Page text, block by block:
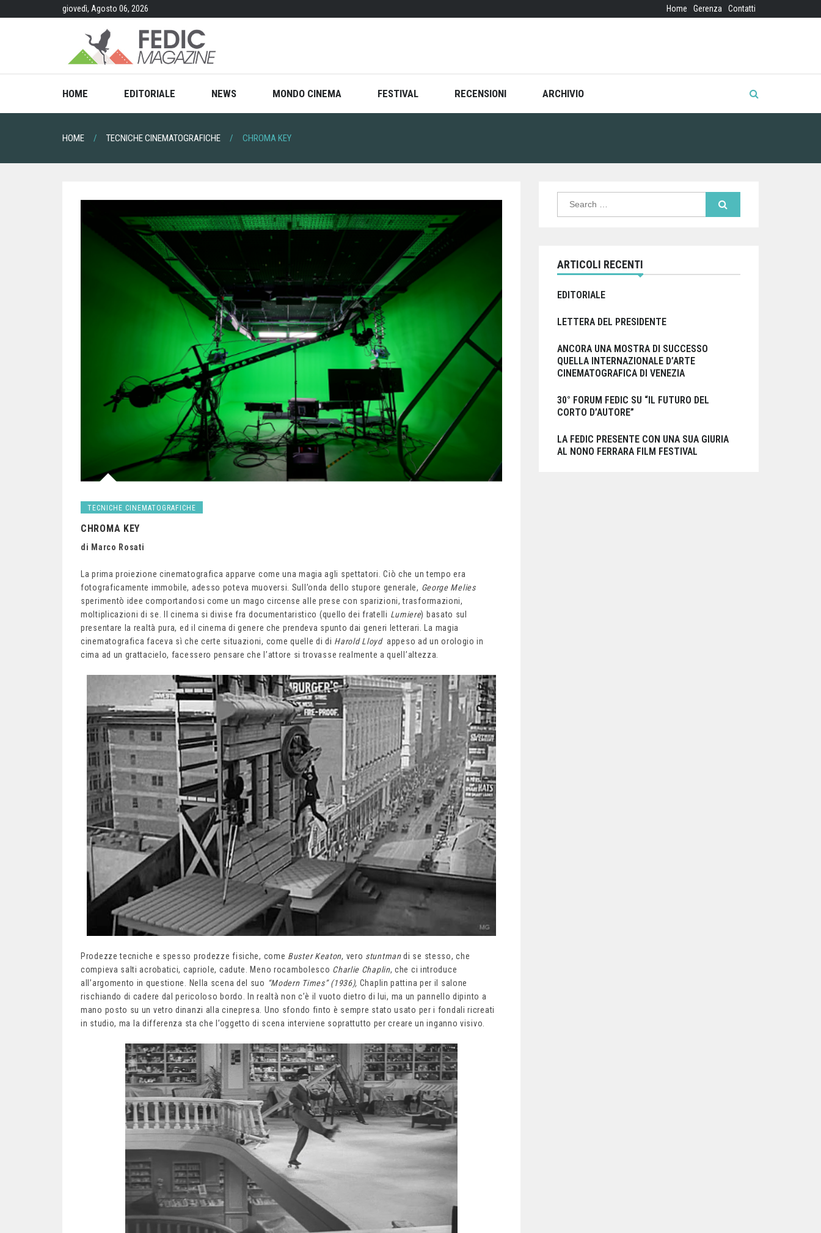
giovedì, Agosto 06, 2026 Home Gerenza Contatti
HOME EDITORIALE NEWS MONDO CINEMA FESTIVAL RECENSIONI ARCHIVIO
HOME TECNICHE CINEMATOGRAFICHE CHROMA KEY
TECNICHE CINEMATOGRAFICHE
CHROMA KEY
di Marco Rosati
La prima proiezione cinematografica apparve come una magia agli spettatori. Ciò che un tempo era
fotograficamente immobile, adesso poteva muoversi. Sull’onda dello stupore generale, George Melies
sperimentò idee comportandosi come un mago circense alle prese con sparizioni, trasformazioni,
moltiplicazioni di se. Il cinema si divise fra documentaristico (quello dei fratelli Lumiere) basato sul
presentare la realtà pura, ed il cinema di genere che prendeva spunto dai generi letterari. La magia
cinematografica faceva sì che certe situazioni, come quelle di di Harold Lloydappeso ad un orologio in
cima ad un grattacielo, facessero pensare che l’attore si trovasse realmente a quell’altezza.
Prodezze tecniche e spesso prodezze fisiche, come Buster Keaton, vero stuntmandi se stesso, che
compieva salti acrobatici, capriole, cadute. Meno rocambolesco Charlie Chaplin, che ci introduce
all’argomento in questione. Nella scena del suo “Modern Times” (1936), Chaplin pattina per il salone
rischiando di cadere dal pericoloso bordo. In realtà non c’è il vuoto dietro di lui, ma un pannello dipinto a
mano posto su un vetro dinanzi alla cinepresa. Uno sfondo finto è sempre stato usato per i fondali ricreati
in studio, ma la differenza sta che l’oggetto di scena interviene soprattutto per creare un inganno visivo.
ARTICOLI RECENTI
EDITORIALE
LETTERA DEL PRESIDENTE
ANCORA UNA MOSTRA DI SUCCESSO
QUELLA INTERNAZIONALE D’ARTE
CINEMATOGRAFICA DI VENEZIA
30° FORUM FEDIC SU “IL FUTURO DEL
CORTO D’AUTORE”
LA FEDIC PRESENTE CON UNA SUA GIURIA
AL NONO FERRARA FILM FESTIVAL